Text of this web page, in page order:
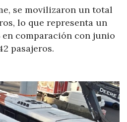
se movilizaron un total
lo que representa un
comparación con junio
pasajeros.